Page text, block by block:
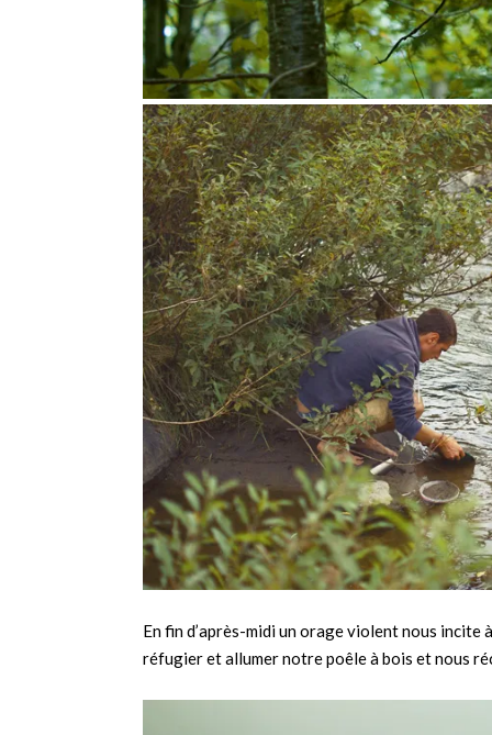
En fin d’après-midi un orage violent nous
réfugier et allumer notre poêle à bois et nous